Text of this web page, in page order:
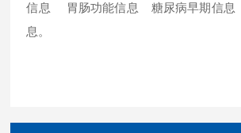
信息 胃肠功能信息 糖尿病早期信息
息。